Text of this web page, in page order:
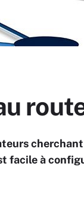
facile à